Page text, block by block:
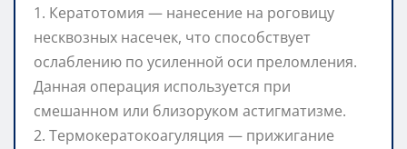
1. Кератотомия — нанесение на роговицу
несквозных насечек, что способствует
ослаблению по усиленной оси преломления.
Данная операция используется при
смешанном или близоруком астигматизме.
2. Термокератокоагуляция — прижигание